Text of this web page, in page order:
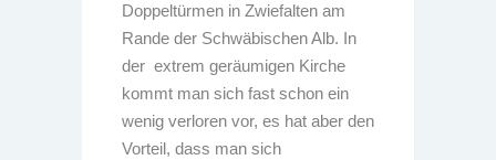
Doppeltürmen in Zwiefalten am
Rande der Schwäbischen Alb. In
der extrem geräumigen Kirche
kommt man sich fast schon ein
wenig verloren vor, es hat aber den
Vorteil, dass man sich